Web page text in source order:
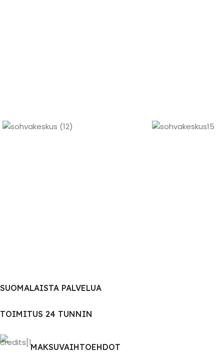
SUOMALAISTA PALVELUA
TOIMITUS 24 TUNNIN
MAKSUVAIHTOEHDOT